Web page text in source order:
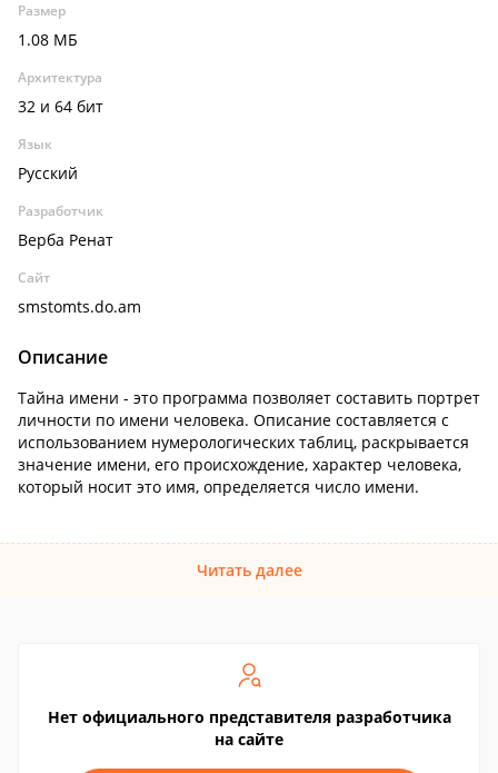
Размер
1.08 МБ
Архитектура
32 и 64 бит
Язык
Русский
Разработчик
Верба Ренат
Сайт
smstomts.do.am
Описание
Тайна имени - это программа позволяет составить портрет
личности по имени человека. Описание составляется с
использованием нумерологических таблиц, раскрывается
значение имени, его происхождение, характер человека,
который носит это имя, определяется число имени.
Читать далее
Нет официального представителя разработчика
на сайте